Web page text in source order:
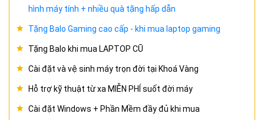
hình máy tính + nhiều quà tặng hấp dẫn
Tặng Balo Gaming cao cấp - khi mua laptop gaming
Tặng Balo khi mua LAPTOP CŨ
Cài đặt và vệ sinh máy trọn đời tại Khoá Vàng
Hỗ trợ kỹ thuật từ xa MIỄN PHÍ suốt đời máy
Cài đặt Windows + Phần Mềm đầy đủ khi mua